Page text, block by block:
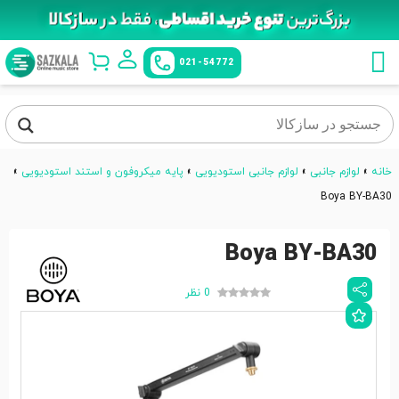
021-54772
خانه » لوازم جانبی » لوازم جانبی استودیویی » پایه میکروفون و استند استودیویی »
Boya BY-BA30
Boya BY-BA30
0 نظر